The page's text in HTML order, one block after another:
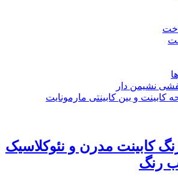
نشیمن دار
و بین کابینتی مارمونایت
کابینت مدرن و نئوکلاسیک
رنگ